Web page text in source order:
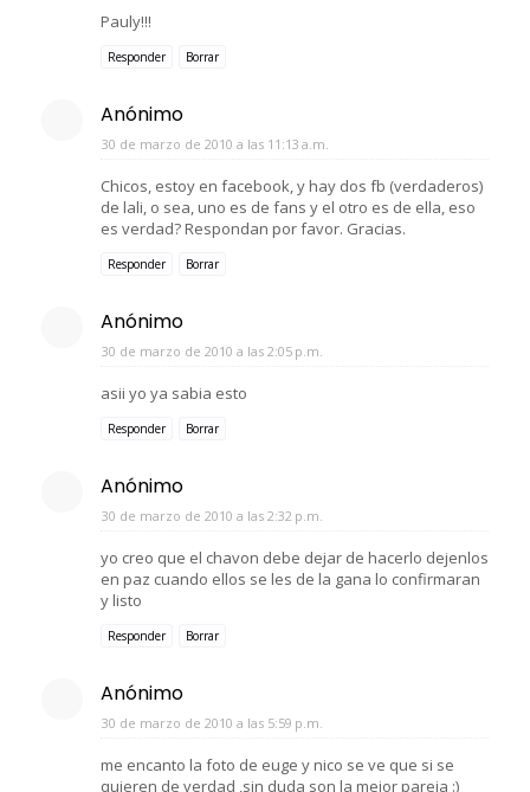
Pauly!!!
Responder Borrar
Anónimo
30 de marzo de 2010 a las 11:13 a.m.
Chicos, estoy en facebook, y hay dos fb (verdaderos)
de lali, o sea, uno es de fans y el otro es de ella, eso
es verdad? Respondan por favor. Gracias.
Responder Borrar
Anónimo
30 de marzo de 2010 a las 2:05 p.m.
asii yo ya sabia esto
Responder Borrar
Anónimo
30 de marzo de 2010 a las 2:32 p.m.
yo creo que el chavon debe dejar de hacerlo dejenlos
en paz cuando ellos se les de la gana lo confirmaran
y listo
Responder Borrar
Anónimo
30 de marzo de 2010 a las 5:59 p.m.
me encanto la foto de euge y nico se ve que si se
quieren de verdad ,sin duda son la mejor pareja :)